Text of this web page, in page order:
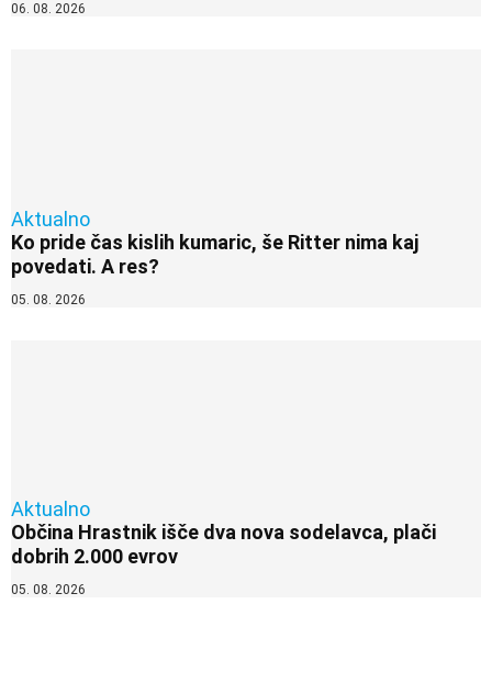
06. 08. 2026
Aktualno
Ko pride čas kislih kumaric, še Ritter nima kaj
povedati. A res?
05. 08. 2026
Aktualno
Občina Hrastnik išče dva nova sodelavca, plači
dobrih 2.000 evrov
05. 08. 2026